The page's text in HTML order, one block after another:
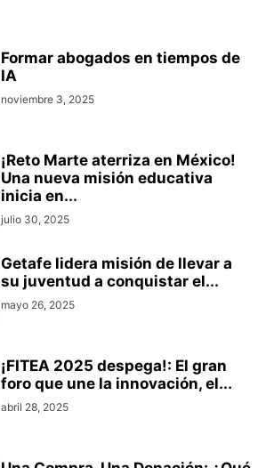
Formar abogados en tiempos de
IA
noviembre 3, 2025
¡Reto Marte aterriza en México!
Una nueva misión educativa
inicia en...
julio 30, 2025
Getafe lidera misión de llevar a
su juventud a conquistar el...
mayo 26, 2025
¡FITEA 2025 despega!: El gran
foro que une la innovación, el...
abril 28, 2025